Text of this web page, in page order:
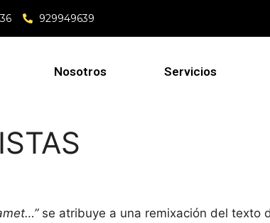
929949639
Nosotros Servicios
se atribuye a una remixación del texto